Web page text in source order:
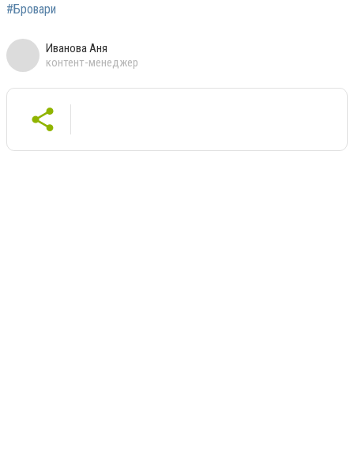
#Бровари
Иванова Аня
контент-менеджер